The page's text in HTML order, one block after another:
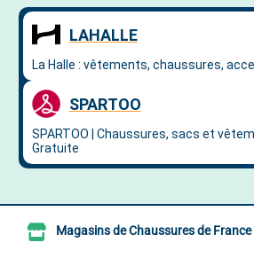
Magasins de Chaussures de France